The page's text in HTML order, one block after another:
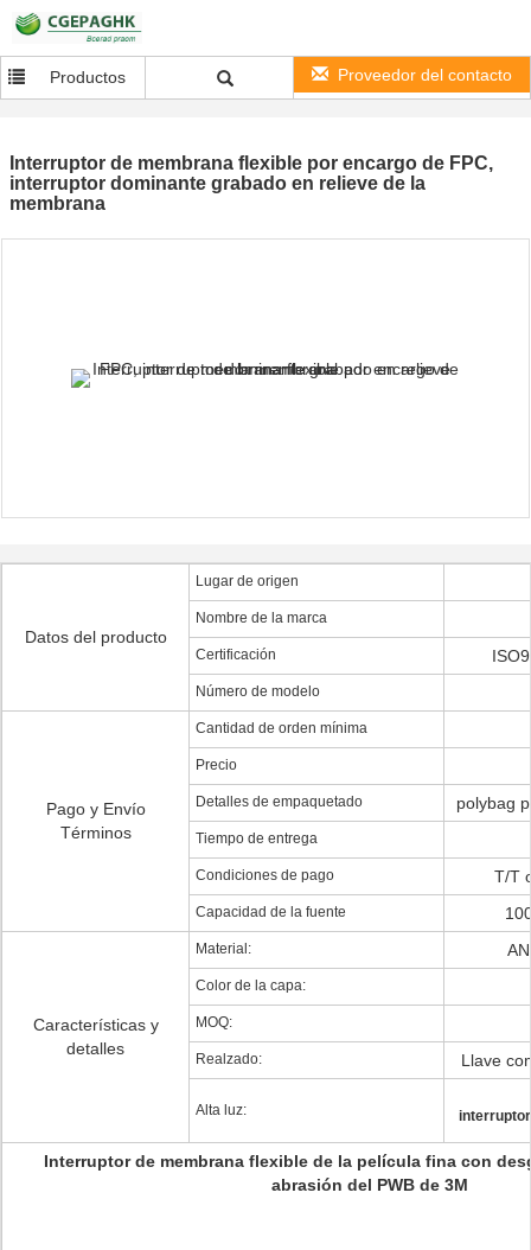
Productos Proveedor del contacto
Interruptor de membrana flexible por encargo de FPC,
interruptor dominante grabado en relieve de la
membrana
Datos del producto
Lugar de origen
Nombre de la marca
Certificación
Número de modelo
Pago y Envío
Términos
Cantidad de orden mínima
Precio
Detalles de empaquetado polybag
Tiempo de entrega
Condiciones de pago T/T
Capacidad de la fuente
Características y
detalles
Material:
Color de la capa:
MOQ:
Realzado: Llave
Alta luz:
Interruptor de membrana flexible de la película fina con
abrasión del PWB de 3M